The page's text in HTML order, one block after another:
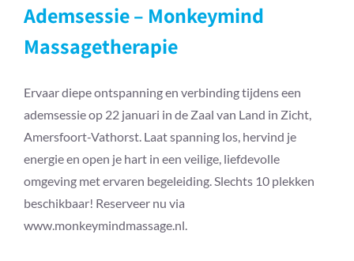
Ademsessie – Monkeymind
Massagetherapie
Ervaar diepe ontspanning en verbinding tijdens een
ademsessie op 22 januari in de Zaal van Land in Zicht,
Amersfoort-Vathorst. Laat spanning los, hervind je
energie en open je hart in een veilige, liefdevolle
omgeving met ervaren begeleiding. Slechts 10 plekken
beschikbaar! Reserveer nu via
www.monkeymindmassage.nl.